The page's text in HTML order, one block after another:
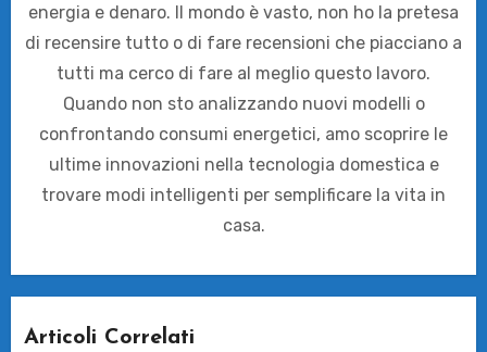
energia e denaro. Il mondo è vasto, non ho la pretesa
di recensire tutto o di fare recensioni che piacciano a
tutti ma cerco di fare al meglio questo lavoro.
Quando non sto analizzando nuovi modelli o
confrontando consumi energetici, amo scoprire le
ultime innovazioni nella tecnologia domestica e
trovare modi intelligenti per semplificare la vita in
casa.
Articoli Correlati